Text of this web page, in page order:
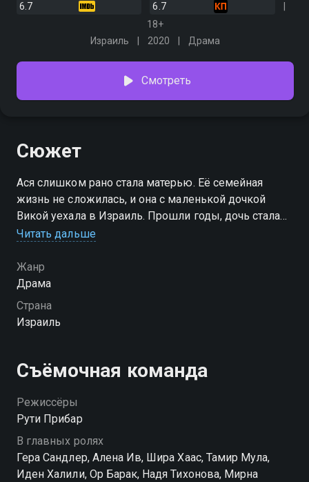
6.7
6.7
18+
Израиль
2020 Драма
Смотреть
Сюжет
Ася слишком рано стала матерью. Её семейная
жизнь не сложилась, и она с маленькой дочкой
Викой уехала в Израиль. Прошли годы, дочь стала
подростком, и мать с дочерью отдалились,
сосредоточена на своей работе медсестрой в
больнице и редких свиданиях с женатым мужчиной,
а Вика тусуется в компании своих сверстников-
скейтеров и пытается быть независимой от матери.
Когда здоровье дочери внезапно ухудшается, Ася
нуждается ее дочь, и готова на всё, чтобы избавить
ребёнка от страданий.
Читать дальше
Жанр
Драма
Страна
Израиль
Съёмочная команда
Режиссёры
Рути Прибар
В главных ролях
Гера Сандлер, Алена Ив, Шира Хаас, Тамир Мула,
Иден Халили, Ор Барак, Надя Тихонова, Мирна